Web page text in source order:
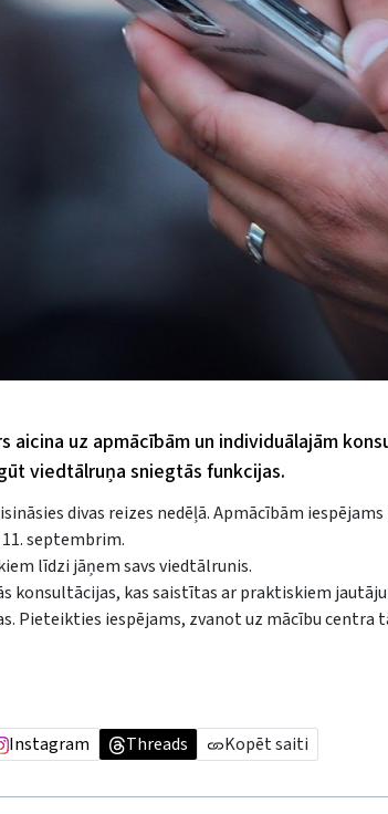
aicina uz apmācībām un individuālajām
viedtālruņa sniegtās funkcijas.
divas reizes nedēļā. Apmācībām
septembrim.
līdzi jāņem savs viedtālrunis.
konsultācijas, kas saistītas ar praktiskiem
Pieteikties iespējams, zvanot uz mācību
Instagram Threads Kopēt saiti